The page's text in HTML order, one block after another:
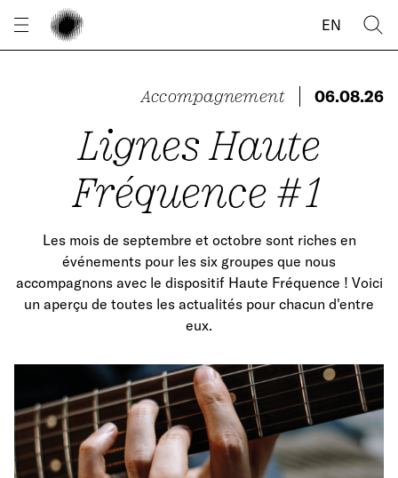
EN
Accompagnement 06.08.26
Lignes Haute
Fréquence #1
Les mois de septembre et octobre sont riches en
événements pour les six groupes que nous
accompagnons avec le dispositif Haute Fréquence ! Voici
un aperçu de toutes les actualités pour chacun d'entre
eux.
Panneau de gestion des cookies